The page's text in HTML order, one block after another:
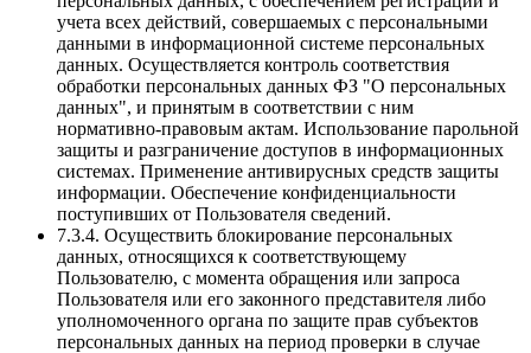
учета всех действий, совершаемых с персональными
данными в информационной системе персональных
данных. Осуществляется контроль соответствия
обработки персональных данных ФЗ "О персональных
данных", и принятым в соответствии с ним
нормативно-правовым актам. Использование парольной
защиты и разграничение доступов в информационных
системах. Применение антивирусных средств защиты
информации. Обеспечение конфиденциальности
поступивших от Пользователя сведений.
7.3.4. Осуществить блокирование персональных
данных, относящихся к соответствующему
Пользователю, с момента обращения или запроса
Пользователя или его законного представителя либо
уполномоченного органа по защите прав субъектов
персональных данных на период проверки в случае